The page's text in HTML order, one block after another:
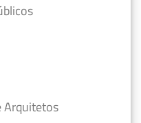
Arquitetos